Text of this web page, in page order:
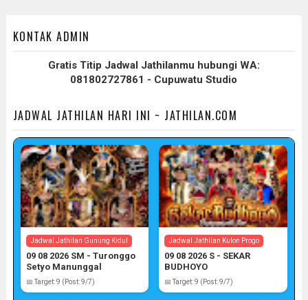
KONTAK ADMIN
Gratis Titip Jadwal Jathilanmu hubungi WA:
081802727861 - Cupuwatu Studio
JADWAL JATHILAN HARI INI ~ JATHILAN.COM
Jadwal Jathilan Gunung Kidul
09 08 2026 SM - Turonggo
Setyo Manunggal
📅 Target: 9 (Post: 9/7)
Jadwal Jathilan Kulon Progo
09 08 2026 S - SEKAR
BUDHOYO
📅 Target: 9 (Post: 9/7)